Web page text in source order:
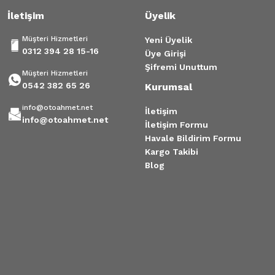
İletişim
Müşteri Hizmetleri
0312 394 28 15-16
Müşteri Hizmetleri
0542 382 65 26
info@otoahmet.net
info@otoahmet.net
Üyelik
Yeni Üyelik
Üye Girişi
Şifremi Unuttum
Kurumsal
İletişim
İletişim Formu
Havale Bildirim Formu
Kargo Takibi
Blog